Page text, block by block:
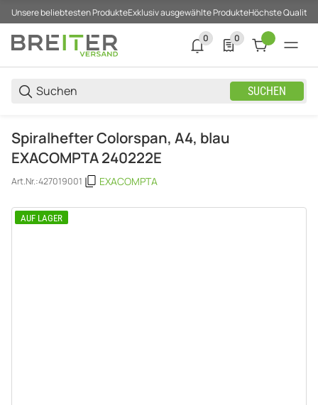
Unsere beliebtesten ProdukteExklusiv ausgewählte ProdukteHöchste Qualität
SUCHEN
0
0 neue Notifizierungen
0
0 Produkte in der
EXACOMPTA
Spiralhefter Colorspan, A4, blau
EXACOMPTA 240222E
Art.Nr.:427019001
AUF LAGER